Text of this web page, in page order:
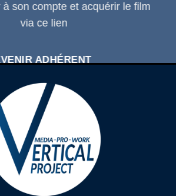
à son compte et acquérir le film
via ce lien
ADHÉRENT
À SON COMPTE
D'ADHÉRENT